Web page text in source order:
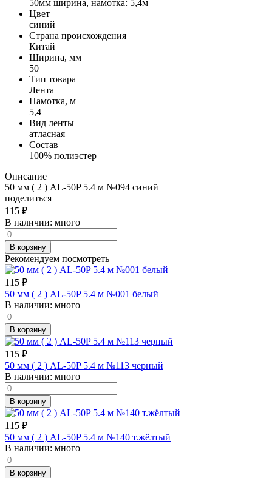
50мм ширина, намотка: 5,4м
Цвет
синий
Страна происхождения
Китай
Ширина, мм
50
Тип товара
Лента
Намотка, м
5,4
Вид ленты
атласная
Состав
100% полиэстер
Описание
50 мм ( 2 ) AL-50P 5.4 м №094 синий
поделиться
115 ₽
В наличии: много
В корзину
Рекомендуем посмотреть
115 ₽
50 мм ( 2 ) AL-50P 5.4 м №001 белый
В наличии: много
В корзину
115 ₽
50 мм ( 2 ) AL-50P 5.4 м №113 черный
В наличии: много
В корзину
115 ₽
50 мм ( 2 ) AL-50P 5.4 м №140 т.жёлтый
В наличии: много
В корзину